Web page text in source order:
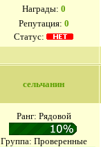
Награды: 0
Репутация: 0
Статус:
сельчанин
Ранг: Рядовой
Группа: Проверенные